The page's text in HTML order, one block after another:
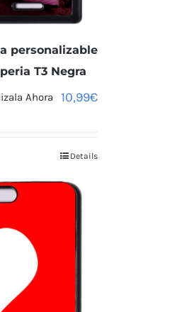
personalizable
T3 Negra
Ahora 10,99€
Details